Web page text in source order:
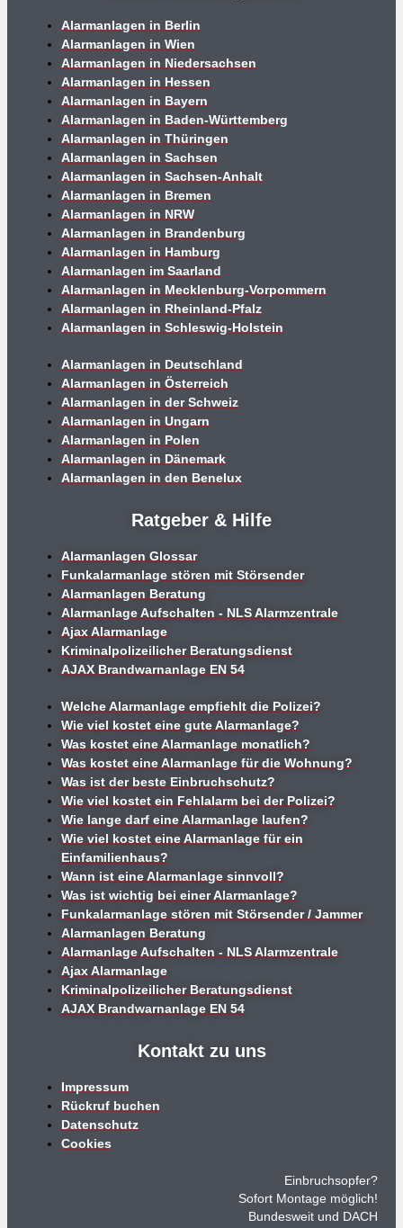
Alarmanlagen in Berlin
Alarmanlagen in Wien
Alarmanlagen in Niedersachsen
Alarmanlagen in Hessen
Alarmanlagen in Bayern
Alarmanlagen in Baden-Württemberg
Alarmanlagen in Thüringen
Alarmanlagen in Sachsen
Alarmanlagen in Sachsen-Anhalt
Alarmanlagen in Bremen
Alarmanlagen in NRW
Alarmanlagen in Brandenburg
Alarmanlagen in Hamburg
Alarmanlagen im Saarland
Alarmanlagen in Mecklenburg-Vorpommern
Alarmanlagen in Rheinland-Pfalz
Alarmanlagen in Schleswig-Holstein
Alarmanlagen in Deutschland
Alarmanlagen in Österreich
Alarmanlagen in der Schweiz
Alarmanlagen in Ungarn
Alarmanlagen in Polen
Alarmanlagen in Dänemark
Alarmanlagen in den Benelux
Ratgeber & Hilfe
Alarmanlagen Glossar
Funkalarmanlage stören mit Störsender
Alarmanlagen Beratung
Alarmanlage Aufschalten - NLS Alarmzentrale
Ajax Alarmanlage
Kriminalpolizeilicher Beratungsdienst
AJAX Brandwarnanlage EN 54
Welche Alarmanlage empfiehlt die Polizei?
Wie viel kostet eine gute Alarmanlage?
Was kostet eine Alarmanlage monatlich?
Was kostet eine Alarmanlage für die Wohnung?
Was ist der beste Einbruchschutz?
Wie viel kostet ein Fehlalarm bei der Polizei?
Wie lange darf eine Alarmanlage laufen?
Wie viel kostet eine Alarmanlage für ein
Einfamilienhaus?
Wann ist eine Alarmanlage sinnvoll?
Was ist wichtig bei einer Alarmanlage?
Funkalarmanlage stören mit Störsender / Jammer
Alarmanlagen Beratung
Alarmanlage Aufschalten - NLS Alarmzentrale
Ajax Alarmanlage
Kriminalpolizeilicher Beratungsdienst
AJAX Brandwarnanlage EN 54
Kontakt zu uns
Impressum
Rückruf buchen
Datenschutz
Cookies
Einbruchsopfer?
Sofort Montage möglich!
Bundesweit und DACH